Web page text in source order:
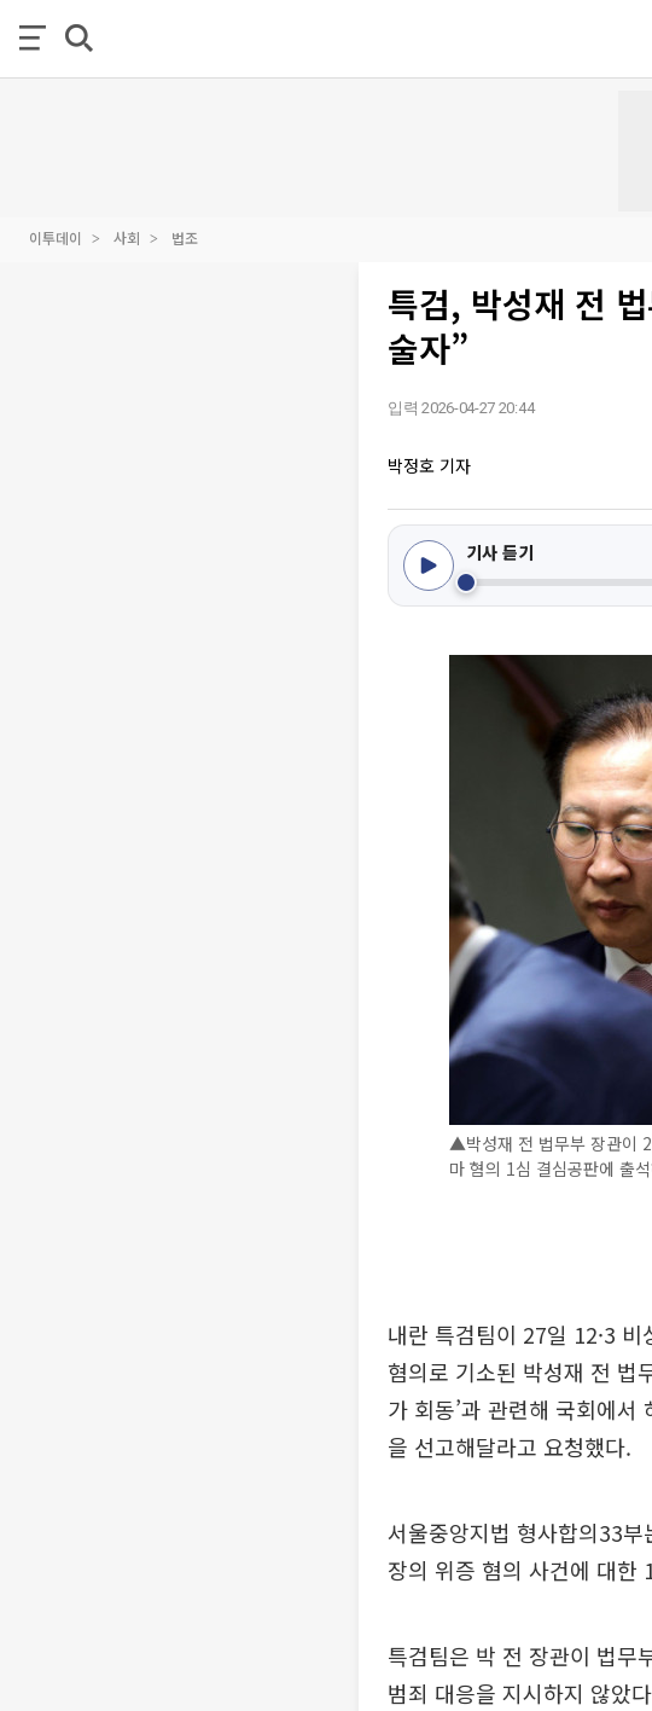
이투데이 사회 법조
특검, 박성재 전
술자”
입력 2026-04-27 20:44
박정호 기자
기사 듣기
▲박성재 전 법무부 장관이
마 혐의 1심 결심공판에 출
내란 특검팀이 27일 12·3
혐의로 기소된 박성재 전 법
가 회동’과 관련해 국회에
을 선고해달라고 요청했다.
서울중앙지법 형사합의33
장의 위증 혐의 사건에 대한
특검팀은 박 전 장관이 법무
범죄 대응을 지시하지 않았